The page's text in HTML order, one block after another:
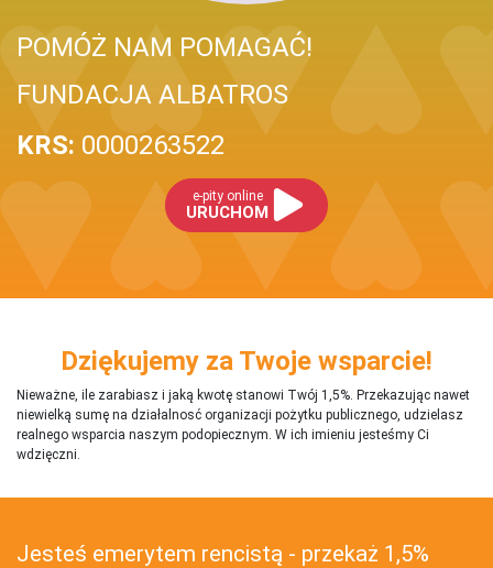
POMÓŻ NAM POMAGAĆ!
FUNDACJA ALBATROS
KRS: 0000263522
e-pity online
URUCHOM
Dziękujemy za Twoje wsparcie!
Nieważne, ile zarabiasz i jaką kwotę stanowi Twój 1,5%. Przekazując nawet
niewielką sumę na działalnosć organizacji pożytku publicznego, udzielasz
realnego wsparcia naszym podopiecznym. W ich imieniu jesteśmy Ci
wdzięczni.
Jesteś emerytem rencistą - przekaż 1,5%